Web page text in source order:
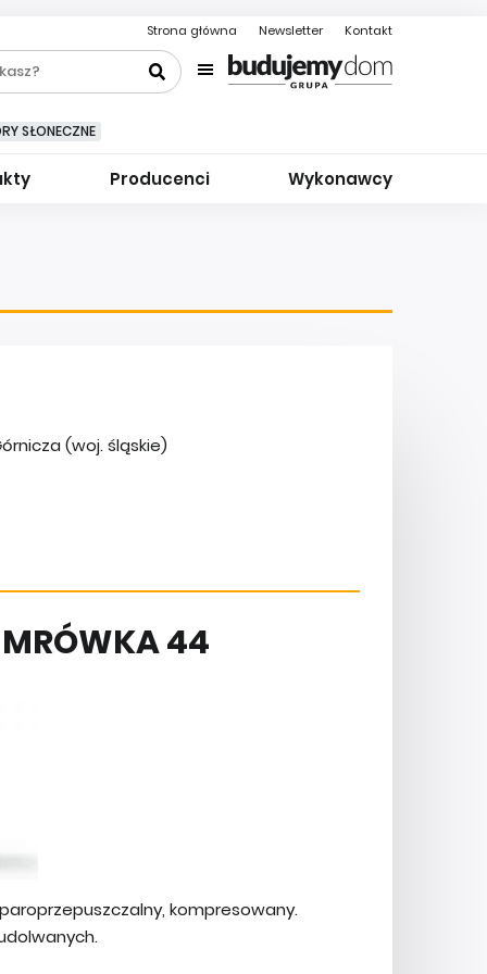
Strona główna Newsletter Kontakt
SŁONECZNE
Producenci Wykonawcy
(woj. śląskie)
44
kompresowany.